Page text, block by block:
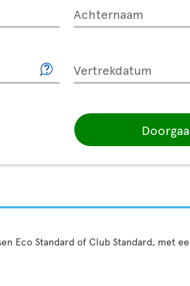
Achternaam
Vertrekdatum
Eco Standard of Club Standard, met